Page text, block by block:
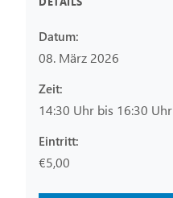
Datum:
08. März 2026
Zeit:
14:30 Uhr bis 16:30 Uhr
Eintritt:
€5,00